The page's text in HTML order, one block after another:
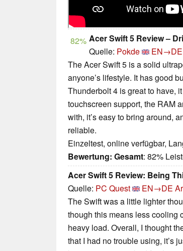
82% Acer Swift 5 Review –
Quelle: Pokde EN→DE
The Acer Swift 5 is a solid
anyone’s lifestyle. It has good
Thunderbolt 4 is great to have,
touchscreen support, the RAM
with, it’s easy to bring around,
reliable.
Einzeltest, online verfügbar,
Bewertung: Gesamt: 82%
Acer Swift 5 Review: Being
Quelle: PC Quest EN→DE
The Swift was a little lighter
though this means less cooling
heavy load. Overall, I thought
that I had no trouble using, it’s